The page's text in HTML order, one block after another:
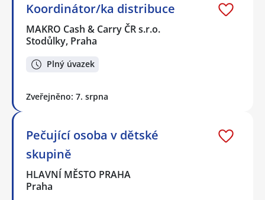
Koordinátor/ka distribuce
MAKRO Cash & Carry ČR s.r.o.
Stodůlky, Praha
Plný úvazek
Zveřejněno: 7. srpna
Pečující osoba v dětské
skupině
HLAVNÍ MĚSTO PRAHA
Praha